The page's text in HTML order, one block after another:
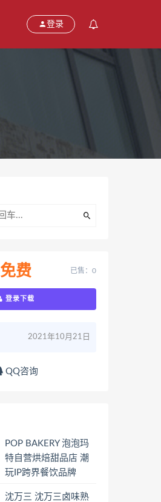
登录
免费 已售：0
登录下载
2021年10月21日
QQ咨询
POP BAKERY 泡泡玛
特自营烘焙甜品店 潮
玩IP跨界餐饮品牌
沈万三 沈万三卤味熟